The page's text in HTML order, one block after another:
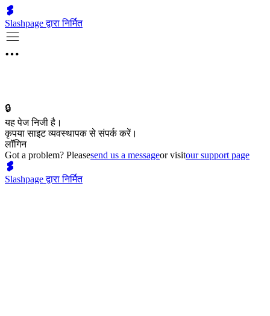
Slashpage द्वारा निर्मित
🔒
यह पेज निजी है।
कृपया साइट व्यवस्थापक से संपर्क करें।
लॉगिन
Got a problem? Pleasesend us a messageor visitour support page
Slashpage द्वारा निर्मित